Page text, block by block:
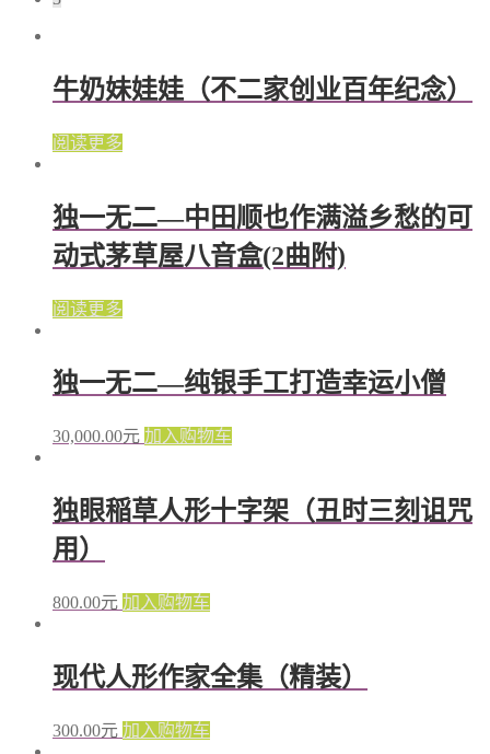
牛奶妹娃娃（不二家创业百年纪念）
阅读更多
独一无二—中田顺也作满溢乡愁的可
动式茅草屋八音盒(2曲附)
阅读更多
独一无二—纯银手工打造幸运小僧
30,000.00元 加入购物车
独眼稲草人形十字架（丑时三刻诅咒
用）
800.00元 加入购物车
现代人形作家全集（精装）
300.00元 加入购物车